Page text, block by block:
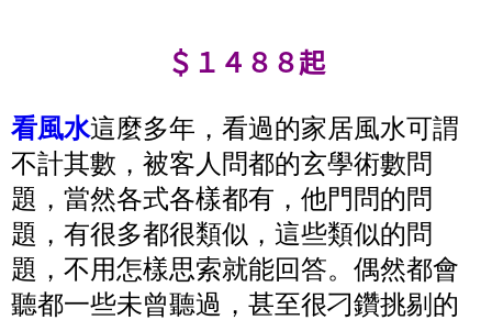
＄１４８８起
看風水這麼多年，看過的家居風水可謂
不計其數，被客人問都的玄學術數問
題，當然各式各樣都有，他門問的問
題，有很多都很類似，這些類似的問
題，不用怎樣思索就能回答。偶然都會
聽都一些未曾聽過，甚至很刁鑽挑剔的